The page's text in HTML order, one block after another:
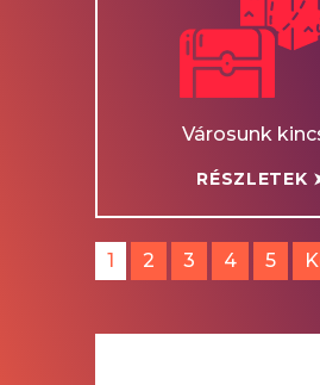
Városunk
RÉSZLETEK
1 2 3 4 5